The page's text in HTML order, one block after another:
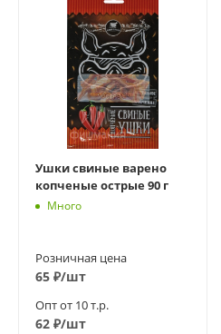
Ушки свиные варено
копченые острые 90 г
Много
Розничная цена
65 ₽/шт
Опт от 10 т.р.
62 ₽/шт